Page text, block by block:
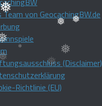
❅
❅
Team von GeocachingBW.de
(Disclaimer)
Richtlinie (EU)